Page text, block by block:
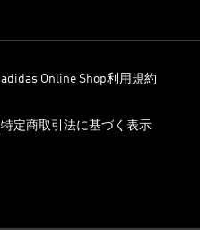
adidas Online Shop利用規約
特定商取引法に基づく表示